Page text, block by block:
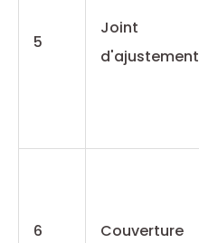
5
Joint
d'ajustement
6 Couverture